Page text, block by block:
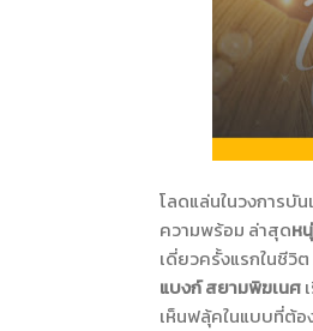
โลดแล่นในวงการบัน
ความพร้อม ล่าสุดห
เดี่ยวครั้งแรกในชีวิ
แบงก์ สยามพิฆเนศ
เห็นฟลุ้คในแบบที่ต้อ